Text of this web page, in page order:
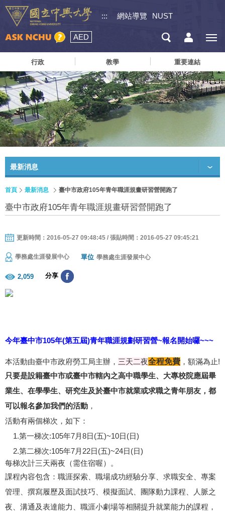
::: 網站導覽 NUST
AED
行政 教學 重要連結
最新消息
首頁 最新消息 臺中市政府105年青年職涯規畫研習營開跑了
臺中市政府105年青年職涯規畫研習營開跑了
更新時間：2016-05-27 09:48:45 / 張貼時間：2016-05-27 09:45:21
學務處生涯發展中心 單位 學務處生涯發展中心
2,059 分享
今年臺中市105年(第五屆)青年職涯規劃研習營~報名開始囉~~~
本活動由臺中市政府勞工局主辦， 三天二夜全程免費 ，額滿為止!
只要是設籍臺中市或臺中市轄內之高中職學生、大專校院應屆畢
業生、在學學生、研究生及於臺中市就業或求職之青年朋友，都
可以報名參加我們的活動 ，
活動有兩個梯次，如下：
1.第一梯次:105年7月8日(五)~10日(日)
2.第二梯次:105年7月22日(五)~24日(日)
每梯次計三天兩夜（需住宿喔）。
課程內容包含：職涯探索、職場成功經驗分享、求職安全、專案
管理、撰寫履歷及面試技巧、模擬面試、團隊動力課程、人脈之
夜、溝通及表達能力、職涯小劇場等相關提升就業能力的課程，